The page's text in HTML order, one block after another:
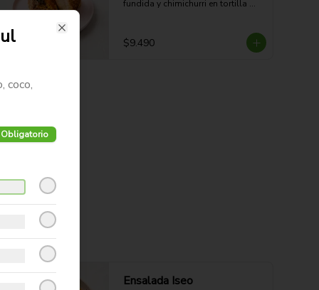
fundida y chimichurri en tortilla
45g Proteina - 58g Carbohidratos -
36g grasa - 6g Fibra - 748 Kcal
$9.490
Ensalada Iseo
coco,
Obligatorio